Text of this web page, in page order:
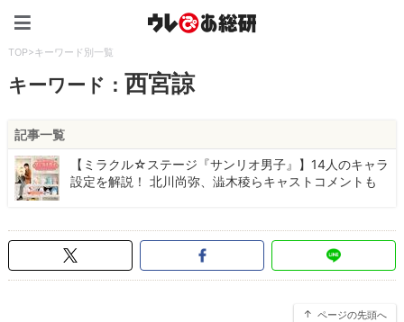
TOP>キーワード別一覧
キーワード： 西宮諒
記事一覧
【ミラクル☆ステージ『サンリオ男子』】14人のキャラ
設定を解説！ 北川尚弥、澁木稜らキャストコメントも
ページの先頭へ